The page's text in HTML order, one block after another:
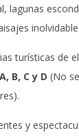
lagunas
turísticas de
B, C y D (No
y